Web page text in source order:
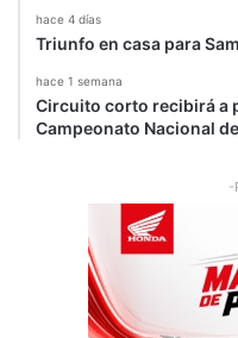
hace 4 días
Triunfo en casa para
hace 1 semana
Circuito corto recibirá a
Campeonato Nacional
-